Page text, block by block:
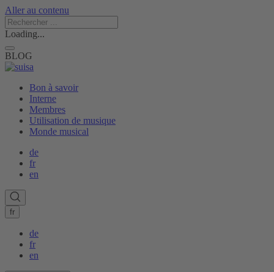
Aller au contenu
Loading...
BLOG
Bon à savoir
Interne
Membres
Utilisation de musique
Monde musical
de
fr
en
fr
de
fr
en